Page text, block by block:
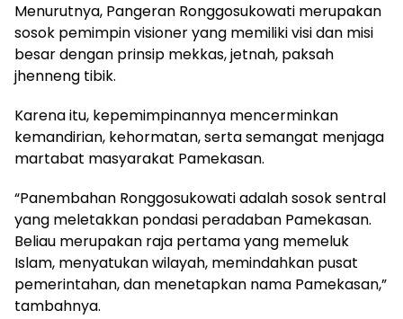
Menurutnya, Pangeran Ronggosukowati merupakan
sosok pemimpin visioner yang memiliki visi dan misi
besar dengan prinsip mekkas, jetnah, paksah
jhenneng tibik.
Karena itu, kepemimpinannya mencerminkan
kemandirian, kehormatan, serta semangat menjaga
martabat masyarakat Pamekasan.
“Panembahan Ronggosukowati adalah sosok sentral
yang meletakkan pondasi peradaban Pamekasan.
Beliau merupakan raja pertama yang memeluk
Islam, menyatukan wilayah, memindahkan pusat
pemerintahan, dan menetapkan nama Pamekasan,”
tambahnya.